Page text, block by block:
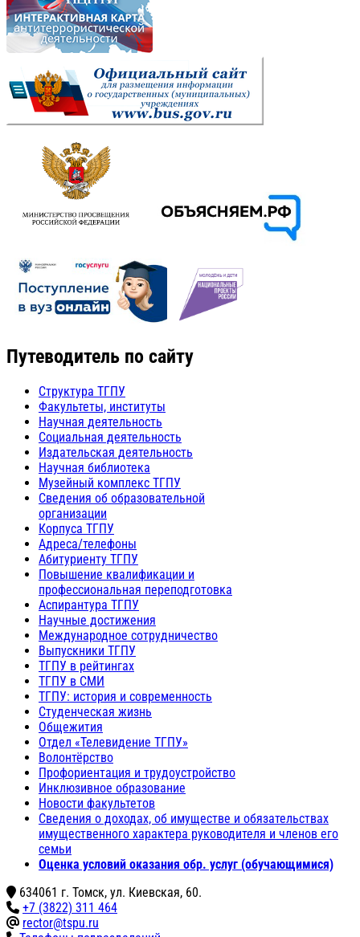
Путеводитель по сайту
Структура ТГПУ
Факультеты, институты
Научная деятельность
Социальная деятельность
Издательская деятельность
Научная библиотека
Музейный комплекс ТГПУ
Сведения об образовательной
организации
Корпуса ТГПУ
Адреса/телефоны
Абитуриенту ТГПУ
Повышение квалификации и
профессиональная переподготовка
Аспирантура ТГПУ
Научные достижения
Международное сотрудничество
Выпускники ТГПУ
ТГПУ в рейтингах
ТГПУ в СМИ
ТГПУ: история и современность
Студенческая жизнь
Общежития
Отдел «Телевидение ТГПУ»
Волонтёрство
Профориентация и трудоустройство
Инклюзивное образование
Новости факультетов
Сведения о доходах, об имуществе и обязательствах
имущественного характера руководителя и членов его
семьи
Оценка условий оказания обр. услуг (обучающимися)
634061 г. Томск, ул. Киевская, 60.
+7 (3822) 311 464
rector@tspu.ru